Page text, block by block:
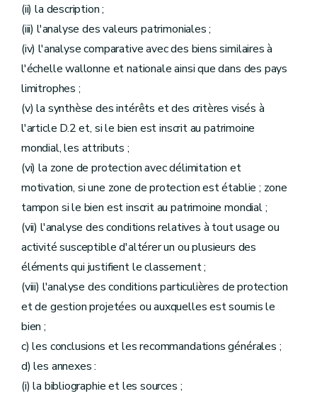
(ii) la description ;
(iii) l'analyse des valeurs patrimoniales ;
(iv) l'analyse comparative avec des biens similaires à
l'échelle wallonne et nationale ainsi que dans des pays
limitrophes ;
(v) la synthèse des intérêts et des critères visés à
l'article D.2 et, si le bien est inscrit au patrimoine
mondial, les attributs ;
(vi) la zone de protection avec délimitation et
motivation, si une zone de protection est établie ; zone
tampon si le bien est inscrit au patrimoine mondial ;
(vii) l'analyse des conditions relatives à tout usage ou
activité susceptible d'altérer un ou plusieurs des
éléments qui justifient le classement ;
(viii) l'analyse des conditions particulières de protection
et de gestion projetées ou auxquelles est soumis le
bien ;
c) les conclusions et les recommandations générales ;
d) les annexes :
(i) la bibliographie et les sources ;